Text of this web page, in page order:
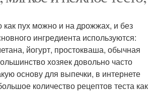
как пух можно и на дрожжах, и без
ингредиента используются:
йогурт, простокваша, обычная
хозяек довольно часто
основу для выпечки, в интернете
количество рецептов теста как